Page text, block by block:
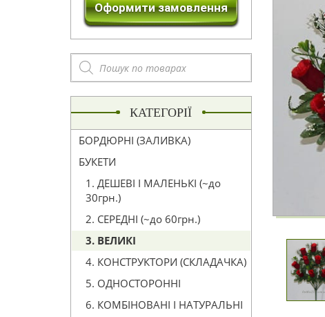
Оформити замовлення
Пошук
товарів
КАТЕГОРІЇ
БОРДЮРНІ (ЗАЛИВКА)
БУКЕТИ
1. ДЕШЕВІ І МАЛЕНЬКІ (~до
30грн.)
2. СЕРЕДНІ (~до 60грн.)
3. ВЕЛИКІ
4. КОНСТРУКТОРИ (СКЛАДАЧКА)
5. ОДНОСТОРОННІ
6. КОМБІНОВАНІ І НАТУРАЛЬНІ